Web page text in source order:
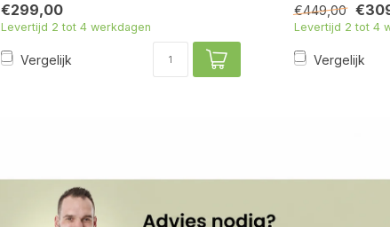
€299,00
Levertijd 2 tot 4 werkdagen
Vergelijk
€449,00
Levertijd 2 tot 4
Vergelijk